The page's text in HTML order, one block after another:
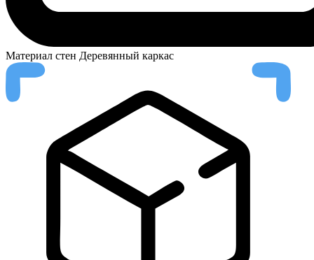
Материал стен Деревянный каркас